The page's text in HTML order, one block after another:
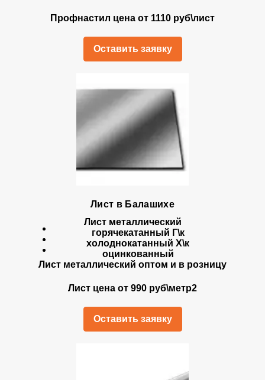
Профнастил цена от 1110 руб\лист
Оставить заявку
Лист в Балашихе
Лист металлический
горячекатанный Г\к
холоднокатанный Х\к
оцинкованный
Лист металлический оптом и в розницу
Лист цена от 990 руб\метр2
Оставить заявку